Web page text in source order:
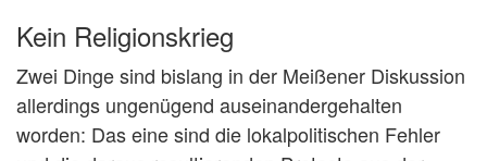
Kein Religionskrieg
Zwei Dinge sind bislang in der Meißener Diskussion
allerdings ungenügend auseinandergehalten
worden: Das eine sind die lokalpolitischen Fehler